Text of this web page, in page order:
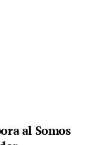
al Somos